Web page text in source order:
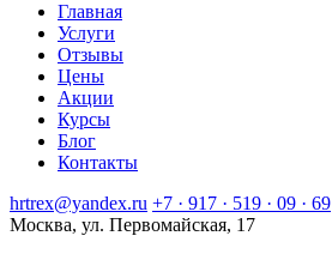
Главная
Услуги
Отзывы
Цены
Акции
Курсы
Блог
Контакты
hrtrex@yandex.ru +7 · 917 · 519 · 09 · 69
Москва, ул. Первомайская, 17